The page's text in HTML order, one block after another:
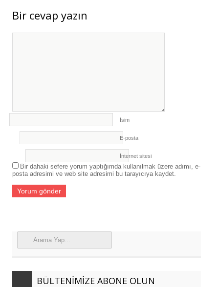
Bir cevap yazın
İsim
E-posta
İnternet sitesi
Bir dahaki sefere yorum yaptığımda kullanılmak üzere adımı, e-
posta adresimi ve web site adresimi bu tarayıcıya kaydet.
BÜLTENIMIZE ABONE OLUN